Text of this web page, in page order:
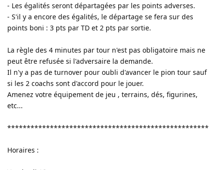
- Les égalités seront départagées par les points adverses.
- S'il y a encore des égalités, le départage se fera sur des
points boni : 3 pts par TD et 2 pts par sortie.
La règle des 4 minutes par tour n'est pas obligatoire mais ne
peut être refusée si l'adversaire la demande.
Il n'y a pas de turnover pour oubli d'avancer le pion tour sauf
si les 2 coachs sont d'accord pour le jouer.
Amenez votre équipement de jeu , terrains, dés, figurines,
etc...
****************************************************
Horaires :